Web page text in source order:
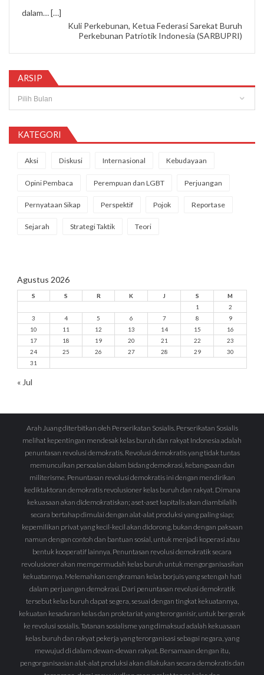
dalam…[…]
Kuli Perkebunan, Ketua Federasi Sarekat Buruh
Perkebunan Patriotik Indonesia (SARBUPRI)
ARSIP
KATEGORI
Aksi Diskusi Internasional Kebudayaan
Opini Pembaca Perempuan dan LGBT Perjuangan
Pernyataan Sikap Perspektif Pojok Reportase
Sejarah Strategi Taktik Teori
Agustus 2026
S S R K J S
M
1
2
3
4 5 6 7 8
9
10
11 12 13 14 15
16
17
18 19 20 21 22
23
24
25 26 27 28 29
30
31
« Jul
Arah Juang diterbitkan oleh Perserikatan Sosialis. Perserikatan Sosialis
melihat kepentingan mendesak kelas buruh dan rakyat Indonesia adalah
penuntasan revolusi demokratis. Revolusi demokratis yang tidak tuntas
memunculkan persoalan dalam bidang demokrasi, kebangsaan dan
militerisme. Penuntasan revolusi demokratis ini dengan mendirikan
kediktaktoran demokratis revolusioner kelas buruh dan rakyat. Dimana
kekuasaan akan didemokratiskan; aset-aset kapitalis akan diambilalih
secara bertahap dimulai dengan alat-alat produksi yang paling siap;
kepemilikan privat yang kecil-kecil akan didorong, bukan dengan paksaan
namun dengan contoh dan bantuan sosial, untuk menjadi koperasi atau
bentuk kooperatif lainnya. Penuntasan revolusi demokratik secara
revolusioner akan mempermudah kelas buruh untuk mengorganisasikan
kekuatannya. Melemahkan cengkraman kelas borjuis yang setengah hati
dalam perjuangan demokrasi. Dari penuntasan revolusi demokratik
tersebut kelas buruh dapat segera, sesuai dengan tingkat kekuatannya,
kekuatan kesadaran kelas dan proletariat yang terorganisir, untuk bergerak
ke revolusi sosialis. Tatanan sosialisme yang dimaksud adalah kekuasaan
kelas buruh dan rakyat pekerja yang terorganisasi sebagai negara, yang
mewujud di dalam dewan-dewan rakyat. Bersamaan dengan itu,
pengorganisasian alat-alat produksi akan dilakukan secara demokratis dan